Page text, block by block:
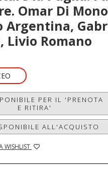
Omar Di
Argentina,
Livio Romano
PER IL 'PRENOTA
E RITIRA'
ALL'ACQUISTO
WISHLIST